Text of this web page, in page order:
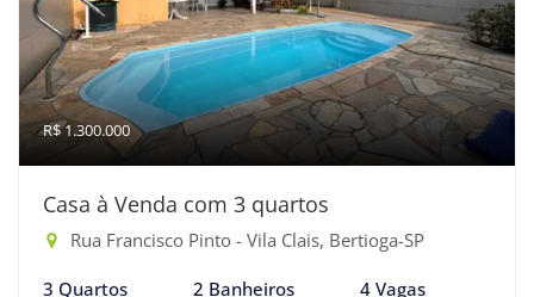
R$ 1.300.000
Casa à Venda com 3 quartos
Rua Francisco Pinto - Vila Clais, Bertioga-SP
3 Quartos 2 Banheiros 4 Vagas